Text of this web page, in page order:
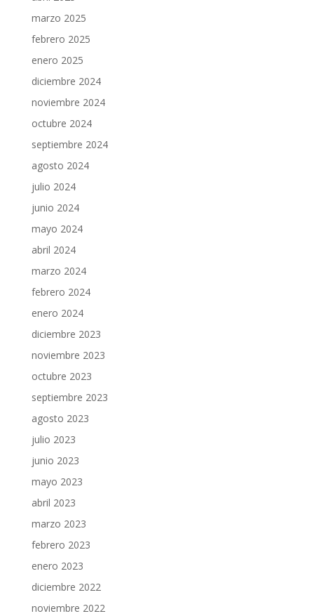
marzo 2025
febrero 2025
enero 2025
diciembre 2024
noviembre 2024
octubre 2024
septiembre 2024
agosto 2024
julio 2024
junio 2024
mayo 2024
abril 2024
marzo 2024
febrero 2024
enero 2024
diciembre 2023
noviembre 2023
octubre 2023
septiembre 2023
agosto 2023
julio 2023
junio 2023
mayo 2023
abril 2023
marzo 2023
febrero 2023
enero 2023
diciembre 2022
noviembre 2022